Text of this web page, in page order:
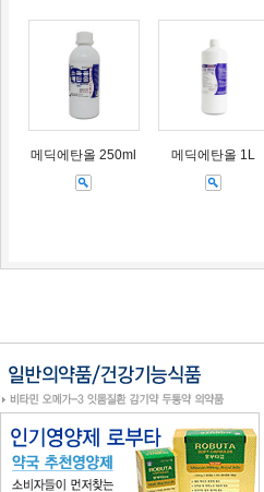
메딕에탄올 250ml 메딕에탄올 1L